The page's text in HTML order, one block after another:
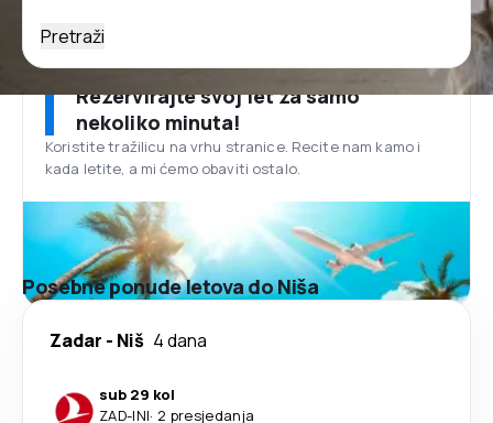
Pretraži
Rezervirajte svoj let za samo
nekoliko minuta!
Koristite tražilicu na vrhu stranice. Recite nam kamo i
kada letite, a mi ćemo obaviti ostalo.
Posebne ponude letova do Niša
Zadar - Niš 4 dana
sub 29 kol
ZAD-INI· 2 presjedanja